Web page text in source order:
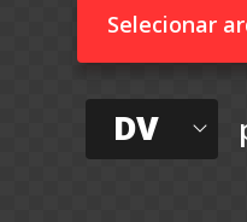
Selecionar
DV